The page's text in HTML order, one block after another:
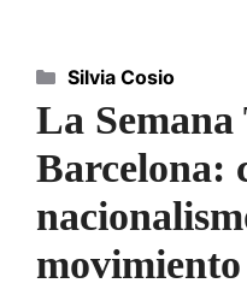
La Semana
Barcelona:
Categorías
Silvia Cosio